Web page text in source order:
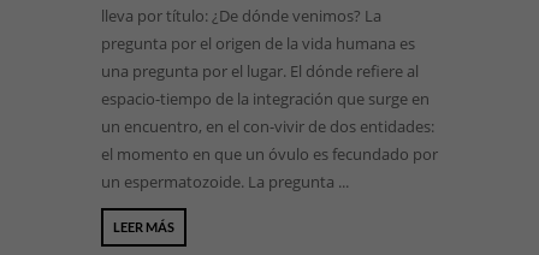
lleva por título: ¿De dónde venimos? La
pregunta por el origen de la vida humana es
una pregunta por el lugar. El dónde refiere al
espacio-tiempo de la integración que surge en
un encuentro, en el con-vivir de dos entidades:
el momento en que un óvulo es fecundado por
un espermatozoide. La pregunta ...
LEER MÁS